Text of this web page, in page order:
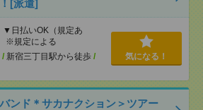
[派遣]
日払いOK（規定あ
※規定による
/ 新宿三丁目駅から徒歩 /
気になる！
ンド＊サカナクション＞ツアー